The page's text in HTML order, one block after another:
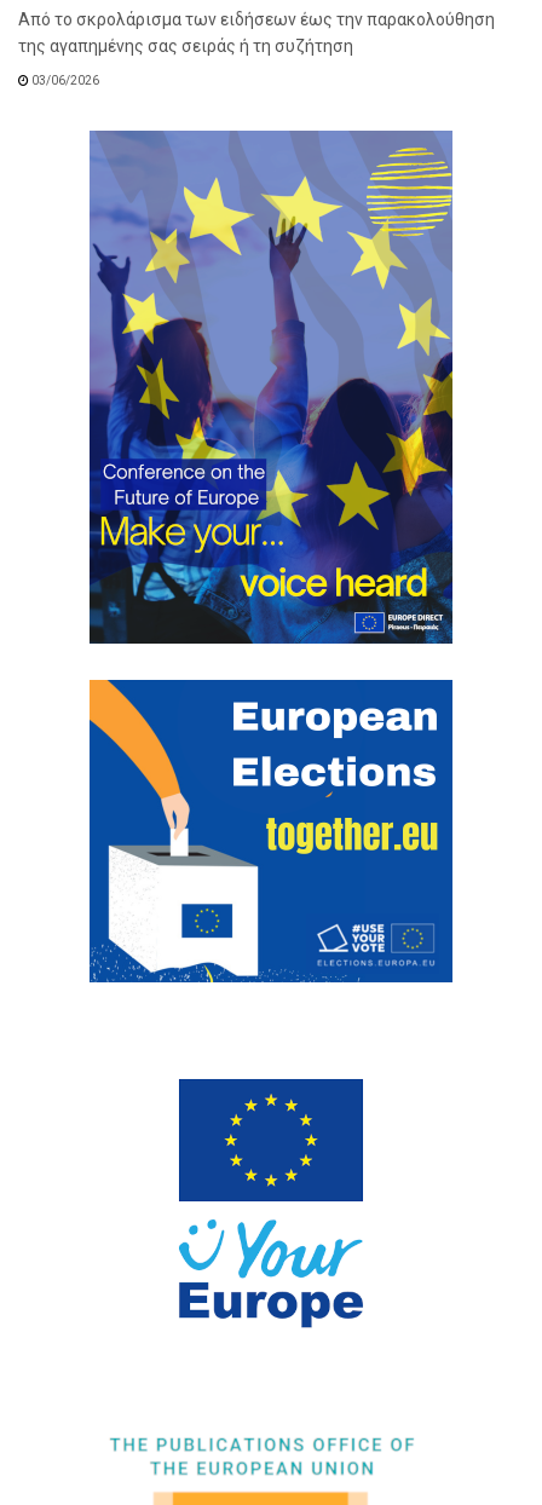
Από το σκρολάρισμα των ειδήσεων έως την παρακολούθηση
της αγαπημένης σας σειράς ή τη συζήτηση
03/06/2026